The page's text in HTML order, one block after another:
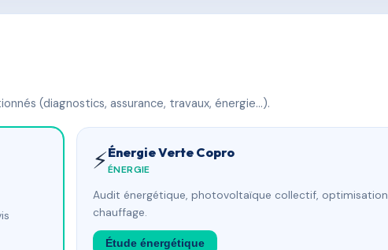
(diagnostics, assurance, travaux, énergie…).
⚡Énergie Verte Copro
ÉNERGIE
Audit énergétique, photovoltaïque collectif, optimisation
chauffage.
Étude énergétique